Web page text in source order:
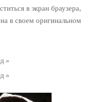
»
»
в экран браузера,
в своем оригинальном